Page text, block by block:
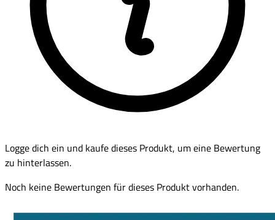
Logge dich ein und kaufe dieses Produkt, um eine Bewertung
zu hinterlassen.
Noch keine Bewertungen für dieses Produkt vorhanden.